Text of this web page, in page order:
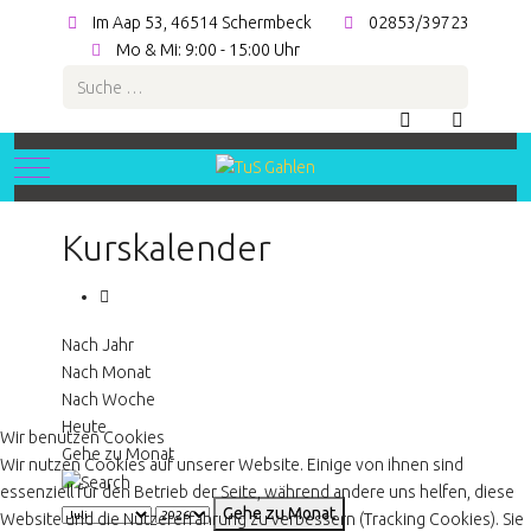
Im Aap 53, 46514 Schermbeck
02853/39723
Mo & Mi: 9:00 - 15:00 Uhr
Suchen
Mobile Menu Toggle
Kurskalender
Nach Jahr
Nach Monat
Nach Woche
Heute
Gehe zu Monat
Gehe zu Monat
Wir benutzen Cookies
Wir nutzen Cookies auf unserer Website. Einige von ihnen sind
essenziell für den Betrieb der Seite, während andere uns helfen, diese
Website und die Nutzererfahrung zu verbessern (Tracking Cookies). Sie